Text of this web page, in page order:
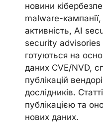
новини
malware-
активність, AI
security advisories
готуються на
даних CVE/NVD,
публікацій
дослідників.
публікацією та
нових даних.